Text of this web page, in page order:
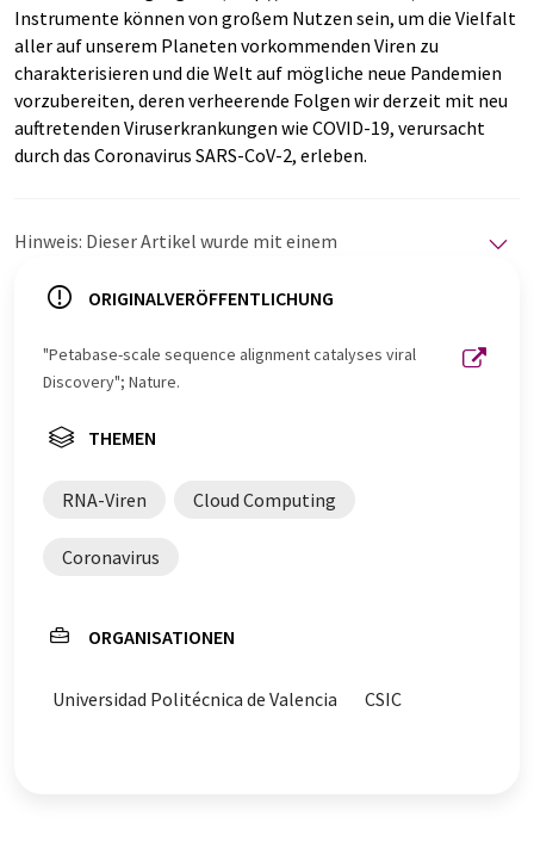
Instrumente können von großem Nutzen sein, um die Vielfalt
aller auf unserem Planeten vorkommenden Viren zu
charakterisieren und die Welt auf mögliche neue Pandemien
vorzubereiten, deren verheerende Folgen wir derzeit mit neu
auftretenden Viruserkrankungen wie COVID-19, verursacht
durch das Coronavirus SARS-CoV-2, erleben.
Hinweis: Dieser Artikel wurde mit einem
LUMITOS bietet diese automatischen Übersetzungen
Nachrichten zu präsentieren. Da dieser Artikel mit
automatischer Übersetzung übersetzt wurde, ist es
in der Grammatik enthält. Den ursprünglichen Artikel in
ORIGINALVERÖFFENTLICHUNG
"Petabase-scale sequence alignment catalyses viral
Discovery"; Nature.
THEMEN
RNA-Viren Cloud Computing
Coronavirus
ORGANISATIONEN
Universidad Politécnica de Valencia CSIC